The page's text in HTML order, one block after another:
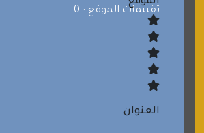
تقييمات الموقع : 0
العنوان